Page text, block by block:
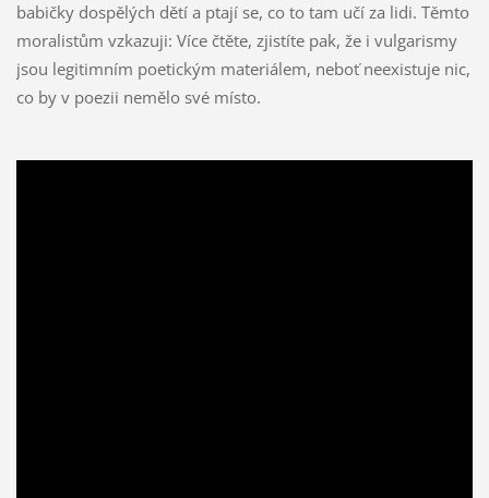
babičky dospělých dětí a ptají se, co to tam učí za lidi. Těmto
moralistům vzkazuji: Více čtěte, zjistíte pak, že i vulgarismy
jsou legitimním poetickým materiálem, neboť neexistuje nic,
co by v poezii nemělo své místo.